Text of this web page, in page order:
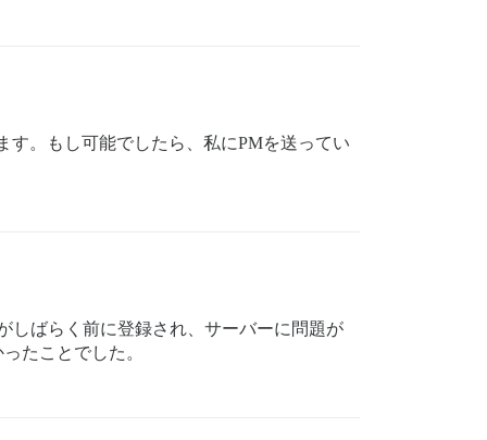
す。もし可能でしたら、私にPMを送ってい
しばらく前に登録され、サーバーに問題が
たことでした。